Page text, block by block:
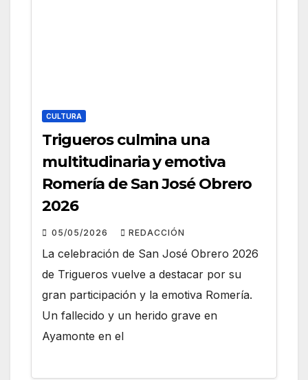
CULTURA
Trigueros culmina una
multitudinaria y emotiva
Romería de San José Obrero
2026
05/05/2026 REDACCIÓN
La celebración de San José Obrero 2026
de Trigueros vuelve a destacar por su
gran participación y la emotiva Romería.
Un fallecido y un herido grave en
Ayamonte en el